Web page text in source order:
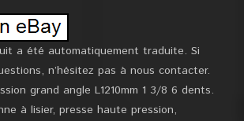
a été automatiquement traduite. Si
n’hésitez pas à nous contacter.
grand angle L1210mm 1 3/8 6 dents.
à lisier, presse haute pression,